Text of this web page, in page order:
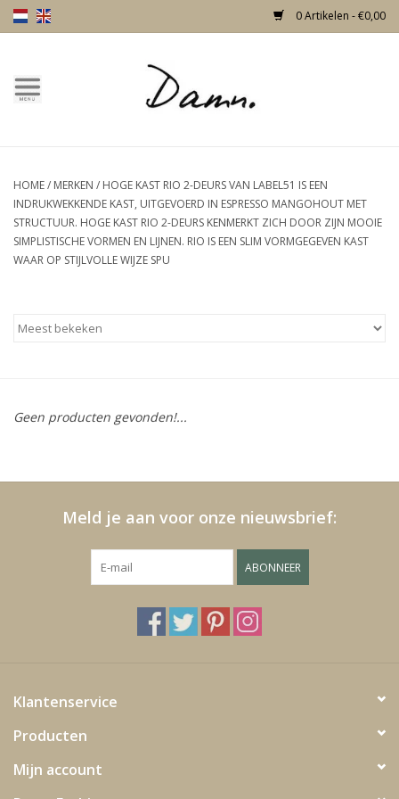
0 Artikelen - €0,00
Home
Nieuw!
Skulls
Meubels
Kleden
Tuinmeubels en deco
HOME/ MERKEN / HOGE KAST RIO 2-DEURS VAN LABEL51 IS EEN
INDRUKWEKKENDE KAST, UITGEVOERD IN ESPRESSO MANGOHOUT MET
STRUCTUUR. HOGE KAST RIO 2-DEURS KENMERKT ZICH DOOR ZIJN MOOIE
SIMPLISTISCHE VORMEN EN LIJNEN. RIO IS EEN SLIM VORMGEGEVEN KAST
WAAR OP STIJLVOLLE WIJZE SPU
Geen producten gevonden!...
Meld je aan voor onze nieuwsbrief:
ABONNEER
Klantenservice
Producten
Mijn account